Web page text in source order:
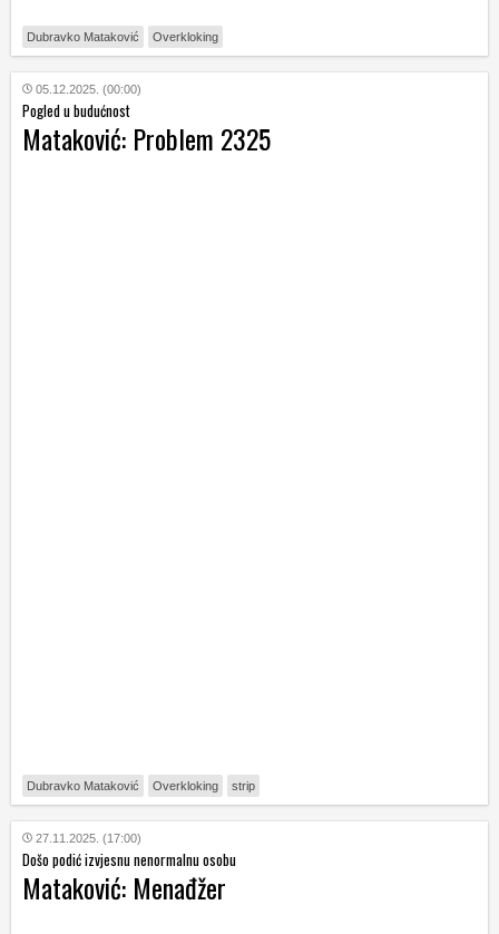
Dubravko Mataković Overkloking
05.12.2025. (00:00)
Pogled u budućnost
Mataković: Problem 2325
Dubravko Mataković Overkloking strip
27.11.2025. (17:00)
Došo podić izvjesnu nenormalnu osobu
Mataković: Menađžer